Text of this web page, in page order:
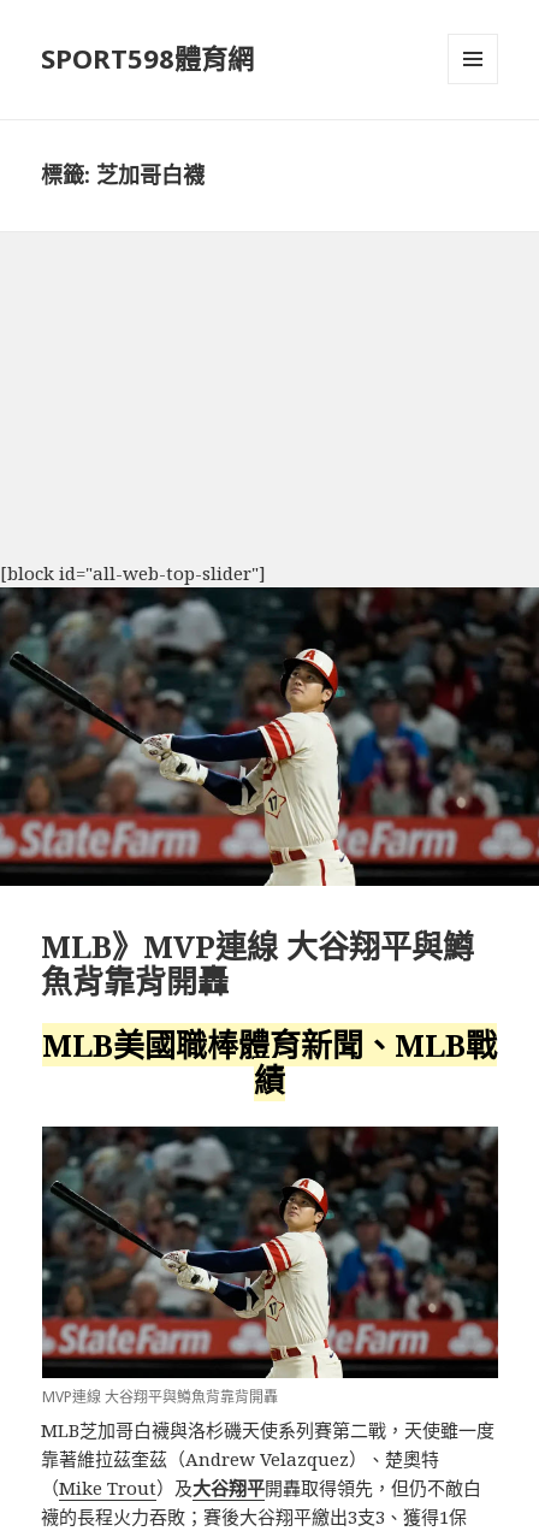
SPORT598體育網
標籤: 芝加哥白襪
[block id="all-web-top-slider"]
MLB》MVP連線 大谷翔平與鱒
魚背靠背開轟
MLB美國職棒體育新聞、MLB戰
績
MVP連線 大谷翔平與鱒魚背靠背開轟
MLB芝加哥白襪與洛杉磯天使系列賽第二戰，天使雖一度
靠著維拉茲奎茲（Andrew Velazquez）、楚奧特
（Mike Trout）及大谷翔平開轟取得領先，但仍不敵白
襪的長程火力吞敗；賽後大谷翔平繳出3支3、獲得1保